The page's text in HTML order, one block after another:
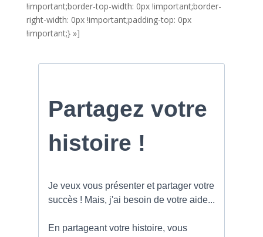
!important;border-top-width: 0px !important;border-
right-width: 0px !important;padding-top: 0px
!important;} »]